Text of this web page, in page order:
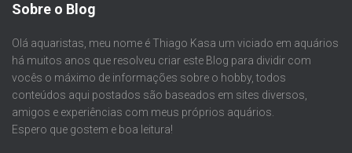
Sobre o Blog
Olá aquaristas, meu nome é Thiago Kasa um viciado em aquários
há muitos anos que resolveu criar este Blog para dividir com
vocês o máximo de informações sobre o hobby, todos
conteúdos aqui postados são baseados em sites diversos,
amigos e experiências com meus próprios aquários.
Espero que gostem e boa leitura!